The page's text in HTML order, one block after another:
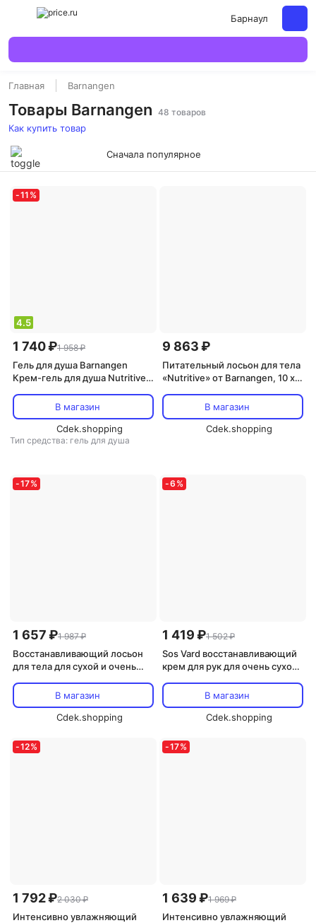
Барнаул
Главная Barnangen
Товары Barnangen 48 товаров
Как купить товар
Сначала популярное
-11 %
4.5
1 740 ₽1 958 ₽
Гель для душа Barnangen
Крем-гель для душа Nutritive,
В магазин
Cdek.shopping
Тип средства: гель для душа
9 863 ₽
Питательный лосьон для тела
«Nutritive» от Barnangen, 10 x
В магазин
Cdek.shopping
-17%
1 657 ₽1 987 ₽
Восстанавливающий лосьон
для тела для сухой и очень
В магазин
Cdek.shopping
-6 %
1 419 ₽1 502 ₽
Sos Vard восстанавливающий
крем для рук для очень сухой
В магазин
Cdek.shopping
-12%
1 792 ₽2 030 ₽
Интенсивно увлажняющий
-17%
1 639 ₽1 969 ₽
Интенсивно увлажняющий